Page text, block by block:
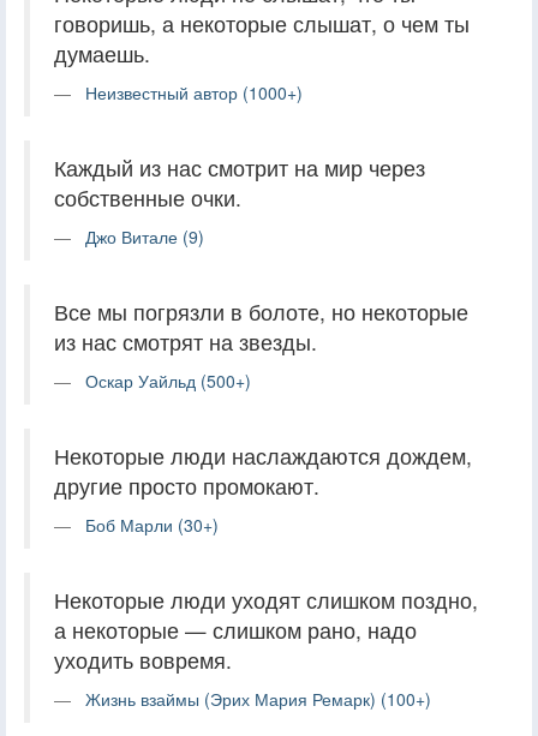
говоришь, а некоторые слышат, о чем ты
думаешь.
Неизвестный автор (1000+)
Каждый из нас смотрит на мир через
собственные очки.
Джо Витале (9)
Все мы погрязли в болоте, но некоторые
из нас смотрят на звезды.
Оскар Уайльд (500+)
Некоторые люди наслаждаются дождем,
другие просто промокают.
Боб Марли (30+)
Некоторые люди уходят слишком поздно,
а некоторые — слишком рано, надо
уходить вовремя.
Жизнь взаймы (Эрих Мария Ремарк) (100+)